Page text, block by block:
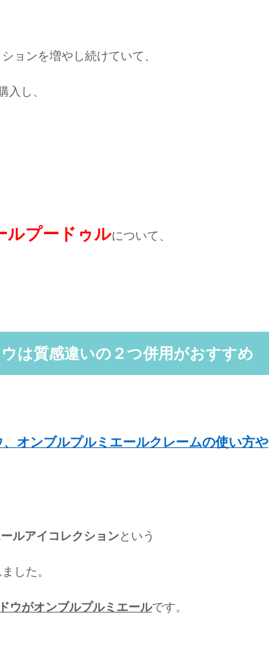
ョンを増やし続けていて、
入し、
プードゥルについて、
は質感違いの２つ併用がおすすめ
オンブルプルミエールクレームの使い方や
ルアイコレクションという
した。
ウがオンブルプルミエールです。